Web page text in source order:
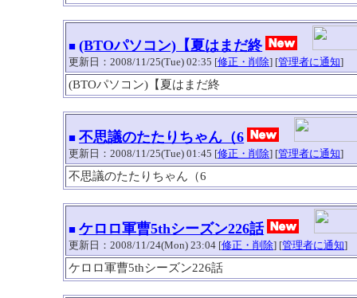
■ (BTOパソコン)【夏はまだ終
更新日：2008/11/25(Tue) 02:35 [修正・削除] [管理者に通知]
(BTOパソコン)【夏はまだ終
■ 不思議のたたりちゃん（6
更新日：2008/11/25(Tue) 01:45 [修正・削除] [管理者に通知]
不思議のたたりちゃん（6
■ ケロロ軍曹5thシーズン226話
更新日：2008/11/24(Mon) 23:04 [修正・削除] [管理者に通知]
ケロロ軍曹5thシーズン226話